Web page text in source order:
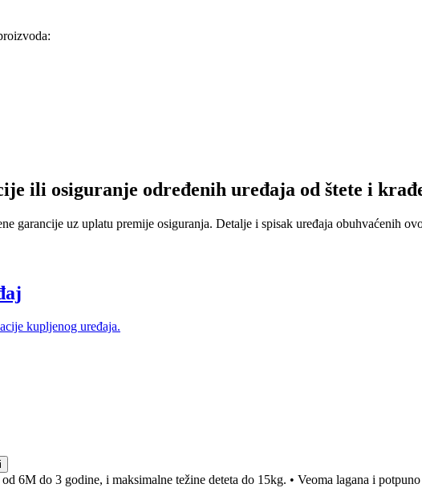
ili osiguranje određenih uređaja od štete i
garancije uz uplatu premije osiguranja. Detalje i spisak uređaja obuhvaćenih
kupljenog uređaja.
6M do 3 godine, i maksimalne težine deteta do 15kg. • Veoma lagana i